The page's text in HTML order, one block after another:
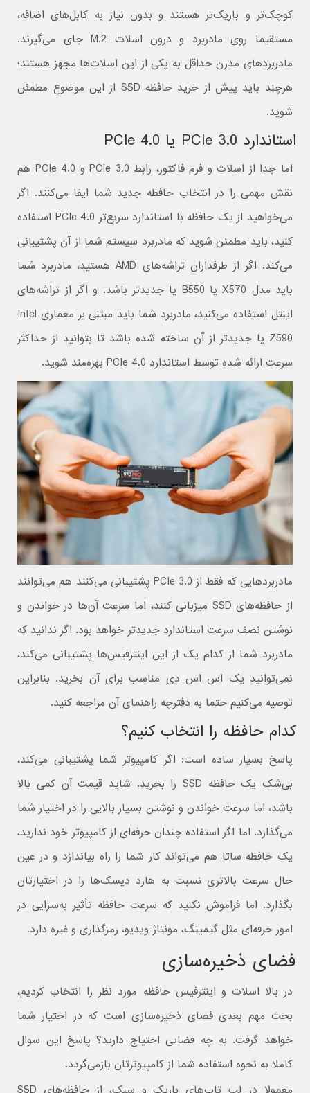
کوچک‌تر و باریک‌تر هستند و بدون نیاز به کابل‌های اضافه،
مستقیما روی مادربرد و درون اسلات M.2 جای می‌گیرند.
مادربردهای مدرن حداقل به یکی از این اسلات‌ها مجهز هستند؛
هرچند باید پیش از خرید حافظه SSD از این موضوع مطمئن
شوید.
استاندارد PCIe 3.0 یا PCIe 4.0
اما جدا از اسلات و فرم فاکتور، رابط PCIe 3.0 و PCIe 4.0 هم
نقش مهمی را در انتخاب حافظه جدید شما ایفا می‌کنند. اگر
می‌خواهید از یک حافظه با استاندارد سریع‌تر PCIe 4.0 استفاده
کنید، باید مطمئن شوید که مادربرد سیستم شما از آن پشتیبانی
می‌کند. اگر از طرفداران تراشه‌های AMD هستید، مادربرد شما
باید مدل X570 یا B550 یا جدیدتر باشد. و اگر از تراشه‌های
اینتل استفاده می‌کنید، مادربرد شما باید مبتنی بر معماری Intel
Z590 یا جدیدتر از آن ساخته شده باشد تا بتوانید از حداکثر
سرعت ارائه شده توسط استاندارد PCIe 4.0 بهره‌مند شوید.
مادربردهایی که فقط از PCIe 3.0 پشتیبانی می‌کنند هم می‌توانند
از حافظه‌های SSD میزبانی کنند، اما سرعت آن‌ها در خواندن و
نوشتن نصف سرعت استاندارد جدیدتر خواهد بود. اگر ندانید که
مادربرد شما از کدام یک از این اینترفیس‌ها پشتیبانی می‌کند،
نمی‌توانید یک اس اس دی مناسب برای آن بخرید. بنابراین
توصیه می‌کنیم حتما به دفترچه راهنمای آن مراجعه کنید.
کدام حافظه را انتخاب کنیم؟
پاسخ بسیار ساده است: اگر کامپیوتر شما پشتیبانی می‌کند،
بی‌شک یک حافظه SSD را بخرید. شاید قیمت آن کمی بالا
باشد، اما سرعت خواندن و نوشتن بسیار بالایی را در اختیار شما
می‌گذارد. اما اگر استفاده چندان حرفه‌ای از کامپیوتر خود ندارید،
یک حافظه ساتا هم می‌تواند کار شما را راه بیاندازد و در عین
حال سرعت بالاتری نسبت به هارد دیسک‌ها را در اختیارتان
بگذارد. اما فراموش نکنید که سرعت حافظه تأثیر به‌سزایی در
امور حرفه‌ای مثل گیمینگ، مونتاژ ویدیو، رمزگذاری و غیره دارد.
فضای ذخیره‌سازی
در بالا اسلات و اینترفیس حافظه مورد نظر را انتخاب کردیم،
بحث مهم بعدی فضای ذخیره‌سازی است که در اختیار شما
خواهد گرفت. به چه فضایی احتیاج دارید؟ پاسخ این سوال
کاملا به نحوه استفاده شما از کامپیوترتان بازمی‌گردد.